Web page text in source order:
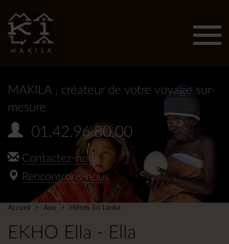
MAKILA , créateur de votre voyage sur-
mesure
01.42.96.80.00
Contactez-nous
Rencontrons-nous
Accueil Asie Hôtels Sri Lanka
EKHO Ella - Ella